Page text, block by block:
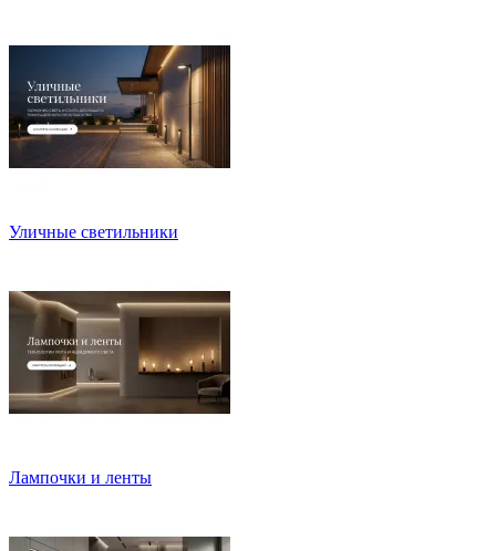
Уличные светильники
Лампочки и ленты